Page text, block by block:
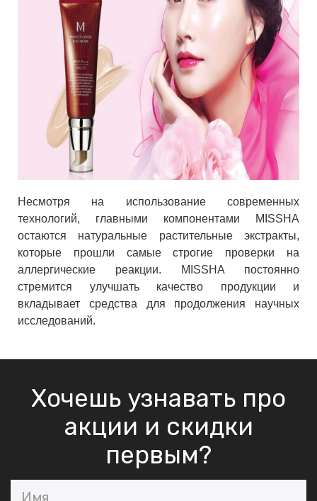
Несмотря на использование современных
технологий, главными компонентами MISSHA
остаются натуральные растительные экстракты,
которые прошли самые строгие проверки на
аллергические реакции. MISSHA постоянно
стремится улучшать качество продукции и
вкладывает средства для продолжения научных
исследований.
Хочешь узнавать про
акции и скидки
первым?